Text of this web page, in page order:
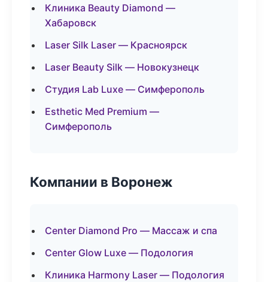
Клиника Beauty Diamond —
Хабаровск
Laser Silk Laser — Красноярск
Laser Beauty Silk — Новокузнецк
Студия Lab Luxe — Симферополь
Esthetic Med Premium —
Симферополь
Компании в Воронеж
Center Diamond Pro — Массаж и спа
Center Glow Luxe — Подология
Клиника Harmony Laser — Подология